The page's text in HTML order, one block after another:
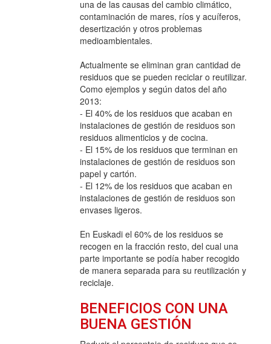
una de las causas del cambio climático,
contaminación de mares, ríos y acuíferos,
desertización y otros problemas
medioambientales.
Actualmente se eliminan gran cantidad de
residuos que se pueden reciclar o reutilizar.
Como ejemplos y según datos del año
2013:
- El 40% de los residuos que acaban en
instalaciones de gestión de residuos son
residuos alimenticios y de cocina.
- El 15% de los residuos que terminan en
instalaciones de gestión de residuos son
papel y cartón.
- El 12% de los residuos que acaban en
instalaciones de gestión de residuos son
envases ligeros.
En Euskadi el 60% de los residuos se
recogen en la fracción resto, del cual una
parte importante se podía haber recogido
de manera separada para su reutilización y
reciclaje.
BENEFICIOS CON UNA
BUENA GESTIÓN